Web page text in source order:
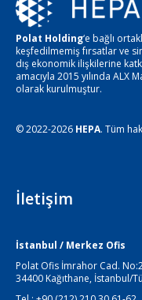
Polat Holding‘e bağlı
keşfedilmemiş fırsatlar ve
dış ekonomik ilişkilerine
amacıyla 2015 yılında ALX
olarak kurulmuştur.
© 2022-2026 HEPA. Tüm
İletişim
İstanbul / Merkez Ofis
Polat Ofis İmrahor Cad.
34400 Kağıthane, İstanbul/